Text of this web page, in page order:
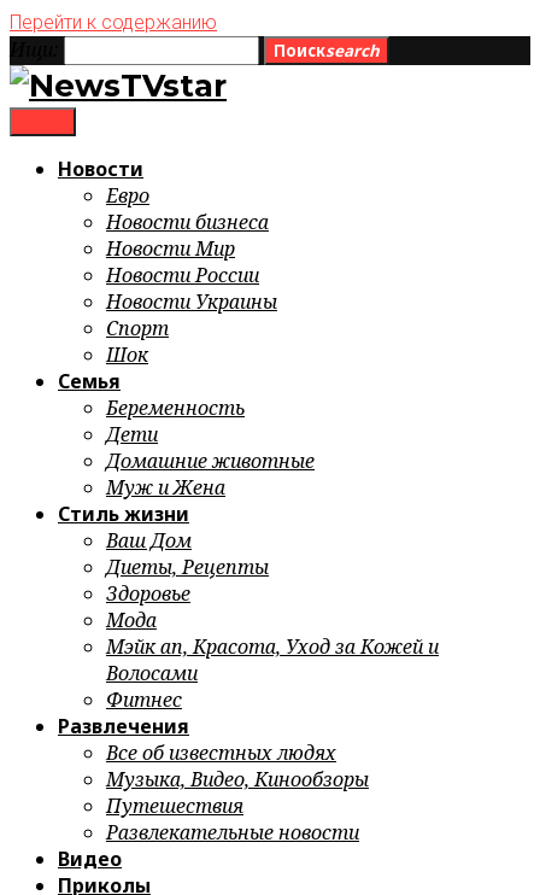
Перейти к содержанию
Поискsearch
Новости
Евро
Новости бизнеса
Новости Мир
Новости России
Новости Украины
Спорт
Шок
Семья
Беременность
Дети
Домашние животные
Муж и Жена
Стиль жизни
Ваш Дом
Диеты, Рецепты
Здоровье
Мода
Мэйк ап, Красота, Уход за Кожей и
Волосами
Фитнес
Развлечения
Все об известных людях
Музыка, Видео, Кинообзоры
Путешествия
Развлекательные новости
Видео
Приколы